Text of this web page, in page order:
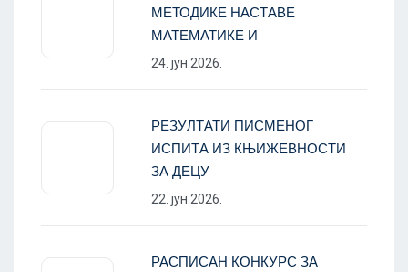
МЕТОДИКЕ НАСТАВЕ
МАТЕМАТИКЕ И
24. јун 2026.
РЕЗУЛТАТИ ПИСМЕНОГ
ИСПИТА ИЗ КЊИЖЕВНОСТИ
ЗА ДЕЦУ
22. јун 2026.
РАСПИСАН КОНКУРС ЗА